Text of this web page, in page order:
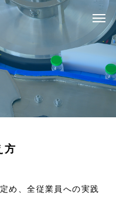
方
め、全従業員への実践